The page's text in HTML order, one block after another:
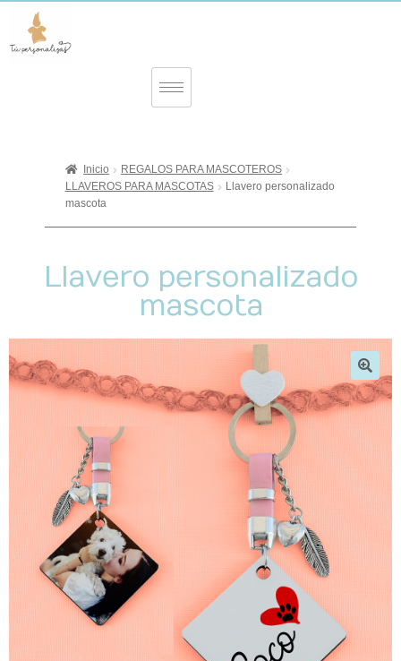
Inicio
REGALOS PARA MASCOTEROS
LLAVEROS PARA MASCOTAS
Llavero personalizado
mascota
Llavero personalizado
mascota
🔍